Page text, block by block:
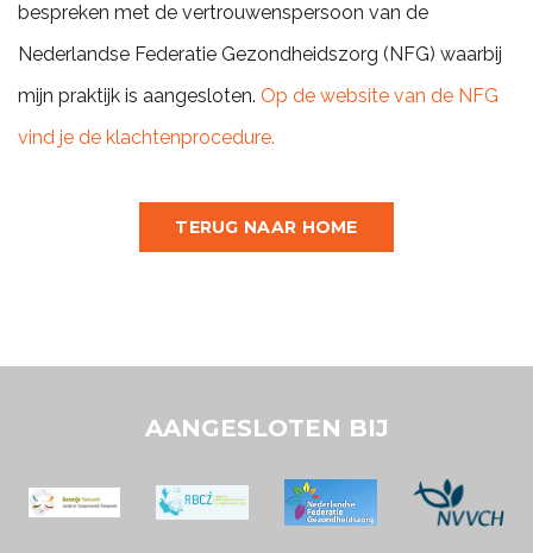
bespreken met de vertrouwenspersoon van de
Nederlandse Federatie Gezondheidszorg (NFG) waarbij
mijn praktijk is aangesloten. Op de website van de NFG
vind je de klachtenprocedure.
TERUG NAAR HOME
AANGESLOTEN BIJ